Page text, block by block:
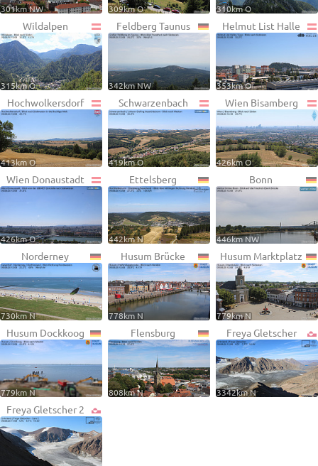
301km NW 309km O 310km O
Wildalpen
315km O
Feldberg Taunus
342km NW
Helmut List Halle
353km O
Hochwolkersdorf
413km O
Schwarzenbach
419km O
Wien Bisamberg
426km O
Wien Donaustadt
426km O
Ettelsberg
442km N
Bonn
446km NW
Norderney
730km N
Husum Brücke
778km N
Husum Marktplatz
779km N
Husum Dockkoog
779km N
Flensburg
808km N
Freya Gletscher
3342km N
Freya Gletscher 2